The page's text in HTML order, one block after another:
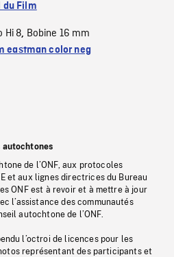
du Film
Hi 8, Bobine 16 mm
eastman color neg
autochtones
de l’ONF, aux protocoles
et aux lignes directrices du Bureau
ONF est à revoir et à mettre à jour
l’assistance des communautés
autochtone de l’ONF.
l’octroi de licences pour les
représentant des participants et